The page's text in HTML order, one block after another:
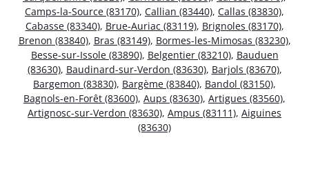
Camps-la-Source (83170), Callian (83440), Callas (83830),
Cabasse (83340), Brue-Auriac (83119), Brignoles (83170),
Brenon (83840), Bras (83149), Bormes-les-Mimosas (83230),
Besse-sur-Issole (83890), Belgentier (83210), Bauduen
(83630), Baudinard-sur-Verdon (83630), Barjols (83670),
Bargemon (83830), Bargème (83840), Bandol (83150),
Bagnols-en-Forêt (83600), Aups (83630), Artigues (83560),
Artignosc-sur-Verdon (83630), Ampus (83111), Aiguines
(83630)